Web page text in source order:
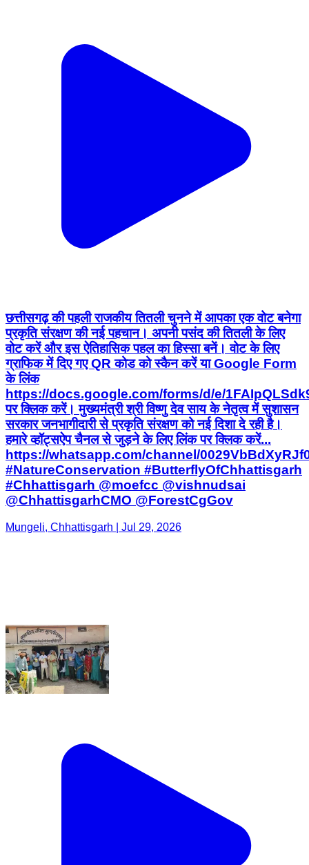
छत्तीसगढ़ की पहली राजकीय तितली चुनने में आपका एक वोट बनेगा
प्रकृति संरक्षण की नई पहचान। अपनी पसंद की तितली के लिए
वोट करें और इस ऐतिहासिक पहल का हिस्सा बनें। वोट के लिए
ग्राफिक में दिए गए QR कोड को स्कैन करें या Google Form
के लिंक
https://docs.google.com/forms/d/e/
पर क्लिक करें। मुख्यमंत्री श्री विष्णु देव साय के नेतृत्व में सुशासन
सरकार जनभागीदारी से प्रकृति संरक्षण को नई दिशा दे रही है।
हमारे व्हॉट्सऐप चैनल से जुड़ने के लिए लिंक पर क्लिक करें...
https://whatsapp.com/channel/
#NatureConservation #ButterflyOfChhattisgarh
#Chhattisgarh @moefcc @vishnudsai
@ChhattisgarhCMO @ForestCgGov
Mungeli, Chhattisgarh | Jul 29, 2026